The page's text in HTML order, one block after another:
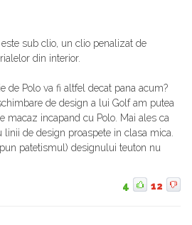
sub clio, un clio penalizat de
din interior.
de Polo va fi altfel decat pana acum?
de design a lui Golf am putea
macaz incapand cu Polo. Mai ales ca
de design proaspete in clasa mica.
patetismul) designului teuton nu
4 12